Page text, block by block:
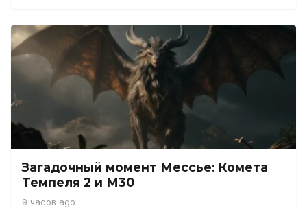
Загадочный момент Мессье: Комета
Темпеля 2 и М30
9 часов ago